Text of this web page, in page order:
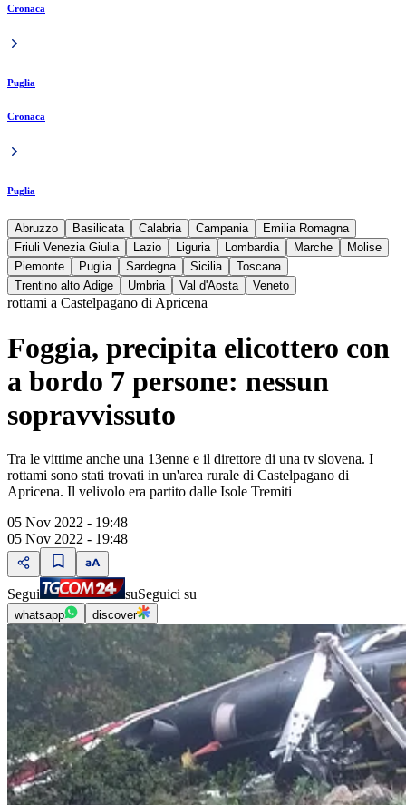
Cronaca
Puglia
Cronaca
Puglia
Abruzzo Basilicata Calabria Campania
Emilia Romagna
Friuli Venezia Giulia
Lazio Liguria Lombardia Marche
Molise
Piemonte
Puglia Sardegna Sicilia
Toscana
Trentino alto Adige
Umbria Val d'Aosta Veneto
rottami a Castelpagano di Apricena
Foggia, precipita elicottero con
a bordo 7 persone: nessun
sopravvissuto
Tra le vittime anche una 13enne e il direttore di una tv slovena. I
rottami sono stati trovati in un'area rurale di Castelpagano di
Apricena. Il velivolo era partito dalle Isole Tremiti
05 Nov 2022 - 19:48
05 Nov 2022 - 19:48
Segui suSeguici su
whatsapp discover